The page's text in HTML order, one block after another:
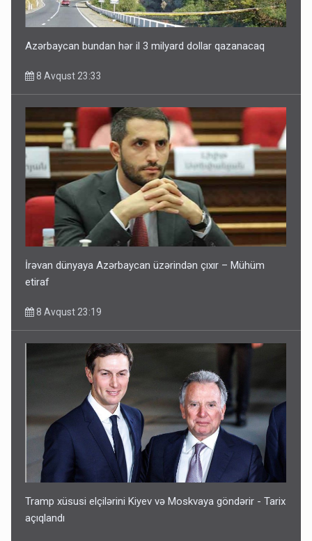
Azərbaycan bundan hər il 3 milyard dollar qazanacaq
8 Avqust 23:33
İrəvan dünyaya Azərbaycan üzərindən çıxır – Mühüm
etiraf
8 Avqust 23:19
Tramp xüsusi elçilərini Kiyev və Moskvaya göndərir - Tarix
açıqlandı